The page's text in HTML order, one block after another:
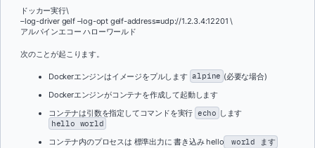
ドッカー実行\
–log-driver gelf –log-opt gelf-address=udp://1.2.3.4:12201 \
アルパインエコーハローワールド
次のことが起こります。
Dockerエンジンはイメージをプルします alpine (必要な場合)
Dockerエンジンがコンテナを作成して起動します
コンテナは引数を指定してコマンドを実行 echo します
hello world
コンテナ内のプロセスは 標準出力に 書き込み hello
world ます